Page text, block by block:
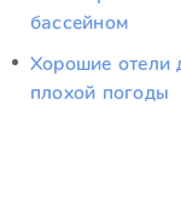
бассейном
Хорошие отели
плохой погоды